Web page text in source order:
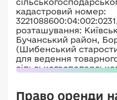
Право оренди